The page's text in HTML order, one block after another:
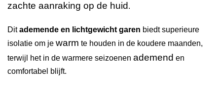
zachte aanraking op de huid .
Ditademende en lichtgewicht garen biedt superieure
isolatie om je warm te houden in de koudere maanden,
terwijl het in de warmere seizoenen ademend en
comfortabel blijft.